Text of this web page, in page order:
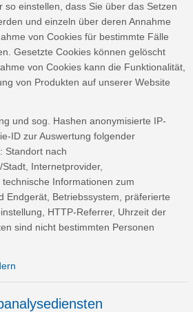
so einstellen, dass Sie über das Setzen
und einzeln über deren Annahme
von Cookies für bestimmte Fälle
Gesetzte Cookies können gelöscht
von Cookies kann die Funktionalität,
von Produkten auf unserer Website
und sog. Hashen anonymisierte IP-
ID zur Auswertung folgender
Standort nach
Internetprovider,
Informationen zum
Endgerät, Betriebssystem, präferierte
HTTP-Referrer, Uhrzeit der
sind nicht bestimmten Personen